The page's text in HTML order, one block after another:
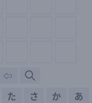
⇦
た さ か
あ